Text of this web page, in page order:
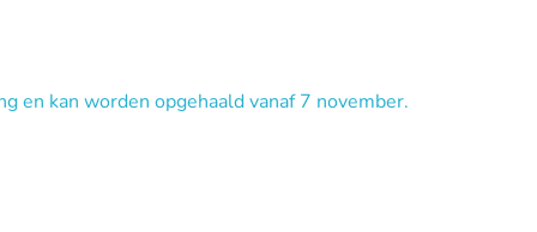
en kan worden opgehaald vanaf 7 november.